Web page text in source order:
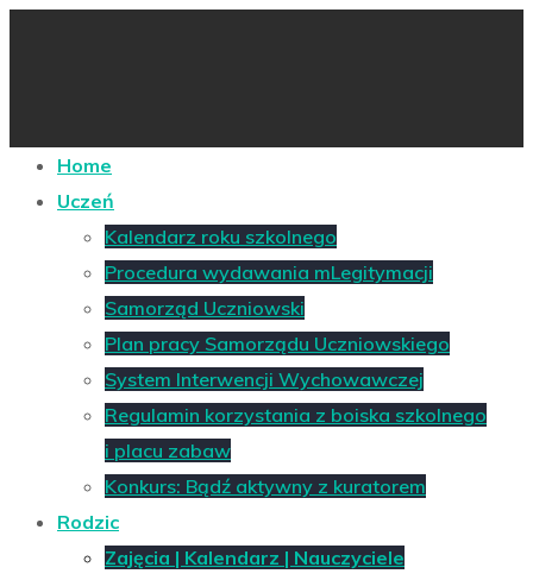
Home
Uczeń
Kalendarz roku szkolnego
Procedura wydawania mLegitymacji
Samorząd Uczniowski
Plan pracy Samorządu Uczniowskiego
System Interwencji Wychowawczej
Regulamin korzystania z boiska szkolnego
i placu zabaw
Konkurs: Bądź aktywny z kuratorem
Rodzic
Zajęcia | Kalendarz | Nauczyciele